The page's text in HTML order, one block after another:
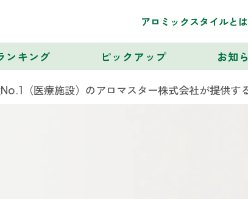
アロミックスタイルとは
ンキング ピックアップ お知
（医療施設）のアロマスター株式会社が提供す